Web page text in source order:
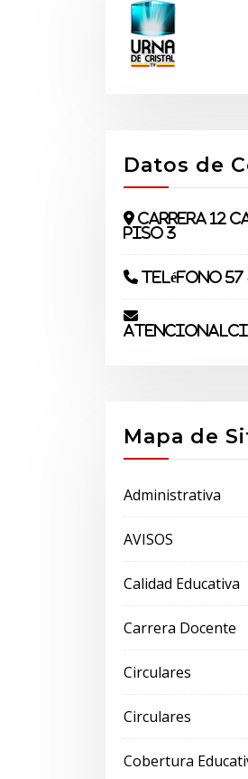
Datos de
Carrera 12
piso 3
Teléfono 57
Mapa de
Administrativa
AVISOS
Calidad Educativa
Carrera Docente
Circulares
Circulares
Cobertura